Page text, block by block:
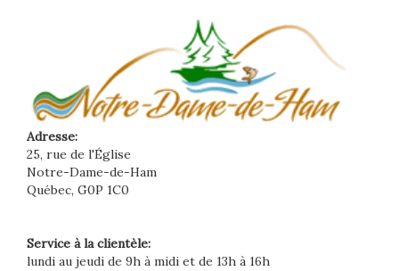
Adresse:
25, rue de l'Église
Notre-Dame-de-Ham
Québec, G0P 1C0
Service à la clientèle:
lundi au jeudi de 9h à midi et de 13h à 16h